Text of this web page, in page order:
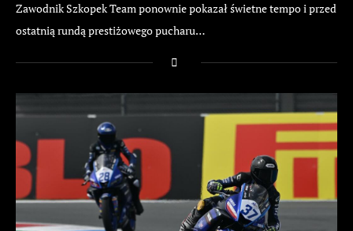
Zawodnik Szkopek Team ponownie pokazał świetne tempo i przed
ostatnią rundą prestiżowego pucharu…